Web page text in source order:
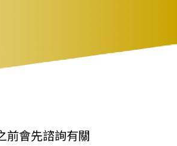
前會先諮詢有關